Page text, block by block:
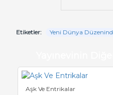
Etiketler: Yeni Dünya
Aşk Ve Entrikalar